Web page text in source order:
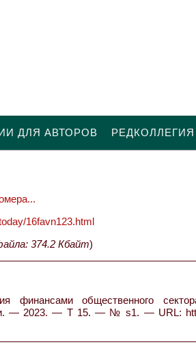
ДЛЯ АВТОРОВ РЕДКОЛЛЕГИЯ
16favn123.html
374.2 Кбайт)
финансами общественного
— 2023. — Т 15. — № s1. — URL: